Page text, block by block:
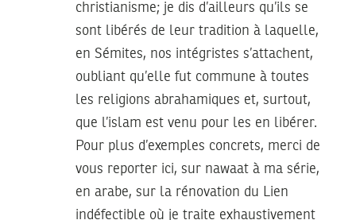
christianisme; je dis d’ailleurs qu’ils se
sont libérés de leur tradition à laquelle,
en Sémites, nos intégristes s’attachent,
oubliant qu’elle fut commune à toutes
les religions abrahamiques et, surtout,
que l’islam est venu pour les en libérer.
Pour plus d’exemples concrets, merci de
vous reporter ici, sur nawaat à ma série,
en arabe, sur la rénovation du Lien
indéfectible où je traite exhaustivement